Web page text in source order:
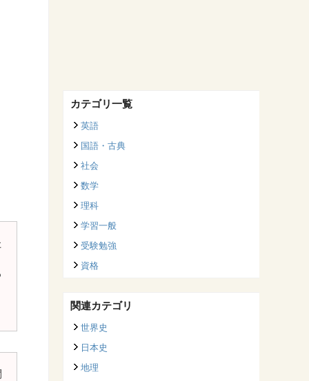
カテゴリ一覧
英語
国語・古典
社会
数学
理科
学習一般
受験勉強
資格
関連カテゴリ
世界史
日本史
地理